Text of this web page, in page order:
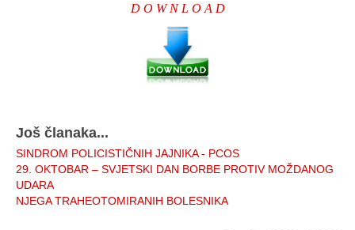
D O W N L O A D
Još članaka...
SINDROM POLICISTIČNIH JAJNIKA - PCOS
29. OKTOBAR – SVJETSKI DAN BORBE PROTIV MOŽDANOG
UDARA
NJEGA TRAHEOTOMIRANIH BOLESNIKA